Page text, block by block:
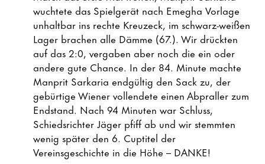
wuchtete das Spielgerät nach Emegha Vorlage
unhaltbar ins rechte Kreuzeck, im schwarz-weißen
Lager brachen alle Dämme (67.). Wir drückten
auf das 2:0, vergaben aber noch die ein oder
andere gute Chance. In der 84. Minute machte
Manprit Sarkaria endgültig den Sack zu, der
gebürtige Wiener vollendete einen Abpraller zum
Endstand. Nach 94 Minuten war Schluss,
Schiedsrichter Jäger pfiff ab und wir stemmten
wenig später den 6. Cuptitel der
Vereinsgeschichte in die Höhe – DANKE!